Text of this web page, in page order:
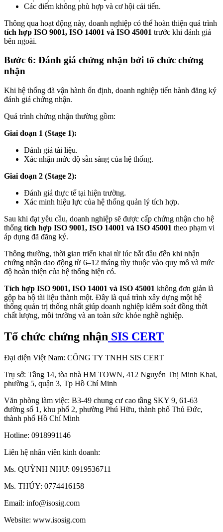
Các điểm không phù hợp và cơ hội cải tiến.
Thông qua hoạt động này, doanh nghiệp có thể hoàn thiện quá trình
tích hợp ISO 9001, ISO 14001 và ISO 45001 trước khi đánh giá
bên ngoài.
Bước 6: Đánh giá chứng nhận bởi tổ chức chứng
nhận
Khi hệ thống đã vận hành ổn định, doanh nghiệp tiến hành đăng ký
đánh giá chứng nhận.
Quá trình chứng nhận thường gồm:
Giai đoạn 1 (Stage 1):
Đánh giá tài liệu.
Xác nhận mức độ sẵn sàng của hệ thống.
Giai đoạn 2 (Stage 2):
Đánh giá thực tế tại hiện trường.
Xác minh hiệu lực của hệ thống quản lý tích hợp.
Sau khi đạt yêu cầu, doanh nghiệp sẽ được cấp chứng nhận cho hệ
thống tích hợp ISO 9001, ISO 14001 và ISO 45001 theo phạm vi
áp dụng đã đăng ký.
Thông thường, thời gian triển khai từ lúc bắt đầu đến khi nhận
chứng nhận dao động từ 6–12 tháng tùy thuộc vào quy mô và mức
độ hoàn thiện của hệ thống hiện có.
Tích hợp ISO 9001, ISO 14001 và ISO 45001 không đơn giản là
gộp ba bộ tài liệu thành một. Đây là quá trình xây dựng một hệ
thống quản trị thống nhất giúp doanh nghiệp kiểm soát đồng thời
chất lượng, môi trường và an toàn sức khỏe nghề nghiệp.
Tổ chức chứng nhận SIS CERT
Đại diện Việt Nam: CÔNG TY TNHH SIS CERT
Trụ sở: Tầng 14, tòa nhà HM TOWN, 412 Nguyễn Thị Minh Khai,
phường 5, quận 3, Tp Hồ Chí Minh
Văn phòng làm việc: B3-49 chung cư cao tầng SKY 9, 61-63
đường số 1, khu phố 2, phường Phú Hữu, thành phố Thủ Đức,
thành phố Hồ Chí Minh
Hotline: 0918991146
Liên hệ nhân viên kinh doanh:
Ms. QUỲNH NHƯ: 0919536711
Ms. THÚY: 0774416158
Email: info@isosig.com
Website: www.isosig.com